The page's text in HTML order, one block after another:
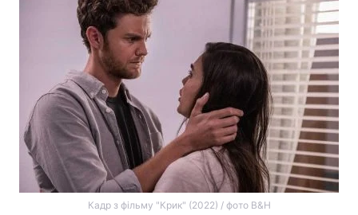
Кадр з фільму "Крик" (2022) / фото B&H